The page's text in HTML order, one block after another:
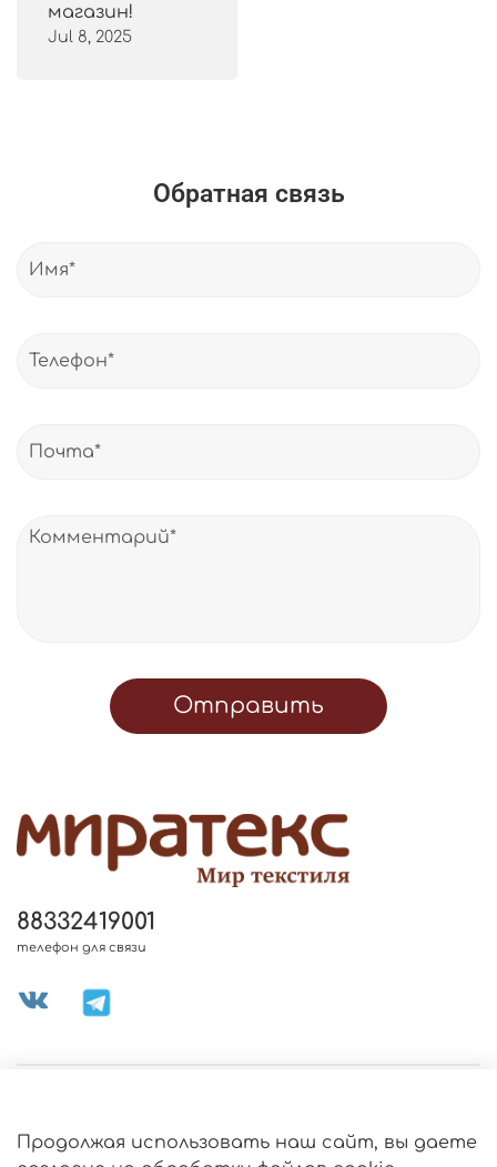
магазин!
Jul 8, 2025
Обратная связь
Отправить
ИНФОРМАЦИЯ
88332419001
телефон для связи
Продолжая использовать наш сайт, вы даете